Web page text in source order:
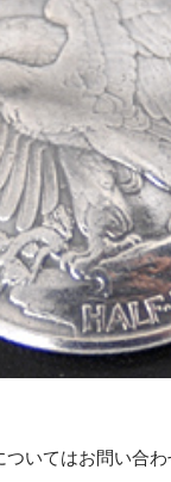
ついてはお問い合わ